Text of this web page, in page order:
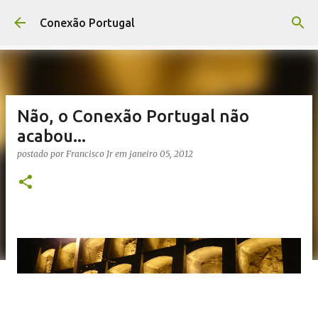
Pular para o conteúdo principal
Conexão Portugal
Não, o Conexão Portugal não
acabou...
postado por Francisco Jr em janeiro 05, 2012